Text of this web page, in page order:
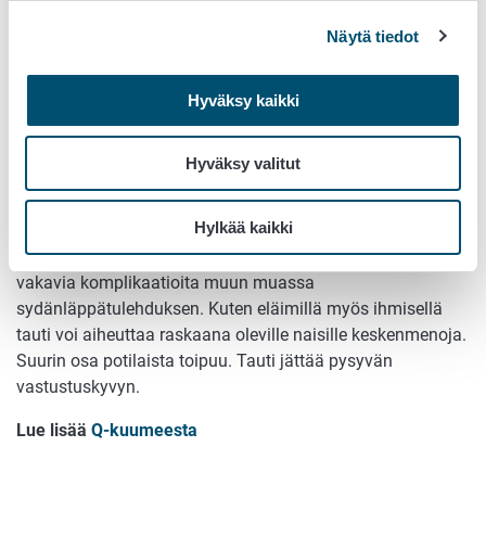
Näytä tiedot
Hyväksy kaikki
Hyväksy valitut
Hylkää kaikki
Q-kuume on zoonoosi eli se voi tarttua myös ihmiseen.
Useimmiten tauti tarttuu lähiympäristöstä, jonne
yhteydessä erittyy runsaasti bakteereja, jolloin eritteet
kuivuessaan leviävät ilmaan ja samalla niiden myötä myös
bakteerit (esimerkkinä vuonna 2007 ja 2008 Hollannissa
kaksi isoa epidemiaa). Ihmisestä toiseen tartuntoja on
tapahtunut erittäin harvoin.
Ihmisellä tauti muistuttaa flunssaa. Merkittävälle osalle
kehittyy keuhkokuume. Pitkittyessään tauti voi aiheuttaa
vakavia komplikaatioita muun muassa
sydänläppätulehduksen. Kuten eläimillä myös ihmisellä
tauti voi aiheuttaa raskaana oleville naisille keskenmenoja.
Suurin osa potilaista toipuu. Tauti jättää pysyvän
vastustuskyvyn.
Lue lisää Q-kuumeesta